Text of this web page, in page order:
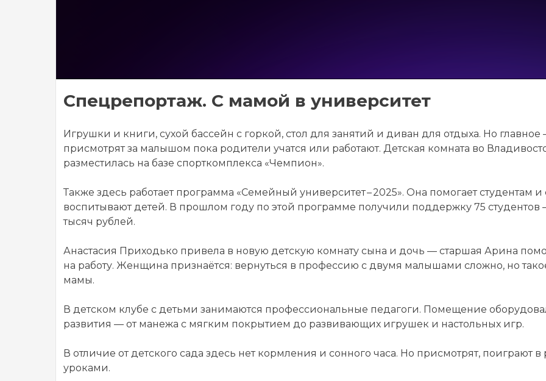
Спецрепортаж. С мамой в университет
Игрушки и книги, сухой бассейн с горкой, стол для занятий и диван для отдыха. Но главное
присмотрят за малышом пока родители учатся или работают. Детская комната во
разместилась на базе спорткомплекса «Чемпион».
Также здесь работает программа «Семейный университет – 2025». Она помогает студентам
воспитывают детей. В прошлом году по этой программе получили поддержку 75
тысяч рублей.
Анастасия Приходько привела в новую детскую комнату сына и дочь — старшая Арина
на работу. Женщина признаётся: вернуться в профессию с двумя малышами сложно, но
мамы.
В детском клубе с детьми занимаются профессиональные педагоги. Помещение
развития — от манежа с мягким покрытием до развивающих игрушек и настольных игр.
В отличие от детского сада здесь нет кормления и сонного часа. Но присмотрят, поиграют
уроками.